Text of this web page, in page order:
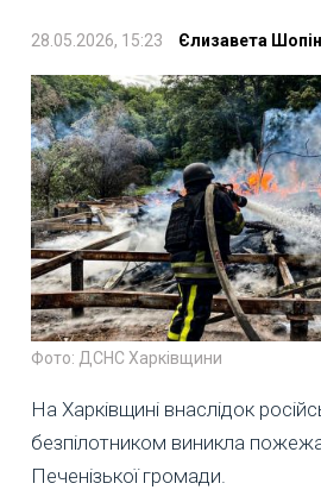
28.05.2026, 15:23 Єлизавета
Фото: ДСНС Харківщини
На Харківщині внаслідок
безпілотником виникла пожежа
Печенізької громади.